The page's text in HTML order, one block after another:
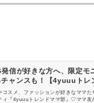
発信が好きな方へ、限定モ
チャンスも！【4yuuuトレ
中
コスメ、ファッションが好きなママた
ィ『4yuuuトレンドママ部』♡ママ友